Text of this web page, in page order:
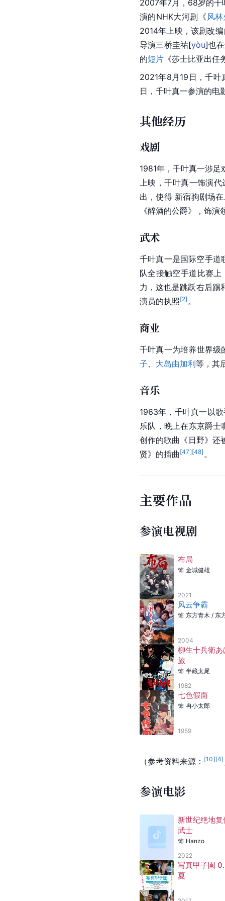
2007年7月，68岁的千
演的NHK大河剧《 风
2014年上映，该剧改
导演三桥圭祐[yòu]也
的短片 《莎士比亚出任
2021年8月19日，千叶
日，千叶真一参演的电
其他经历
戏剧
1981年，千叶真一涉足
上映，千叶真一饰演
出，使得 新宿驹剧场
《醉酒的公爵》，饰演
武术
千叶真一是国际空手道
队全接触空手道比赛
力，这也是跳跃右后踢
演员的执照[2] 。
商业
千叶真一为培养世界
子、 大岛由加利等，其
音乐
1963年，千叶真一以
乐队，晚上在东京爵
创作的歌曲《日野》还
贤》的插曲 [47][48] 。
主要作品
参演电视剧
布局
饰 金城健雄
2021
风云争霸
饰 东方青木 / 东
2004
柳生十兵衛あ
旅
饰 半藏太尾
1982
七色假面
饰 冉小太郎
1959
（参考资料来源： [10][4]
参演电影
新世纪绝地复
武士
饰 Hanzo
2022
写真甲子園
夏